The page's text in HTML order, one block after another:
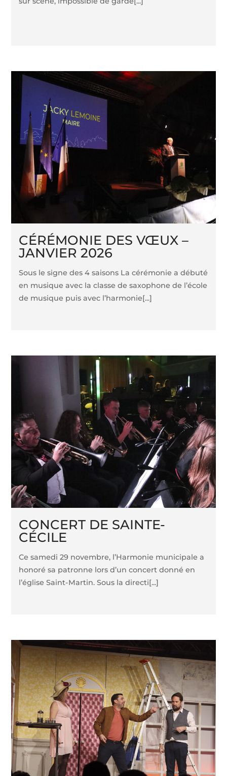
CÉRÉMONIE DES VŒUX –
JANVIER 2026
Sous le signe des 4 saisons La cérémonie a débuté
en musique avec la classe de saxophone de l’école
de musique puis avec l’harmonie[...]
CONCERT DE SAINTE-
CÉCILE
Ce samedi 29 novembre, l’Harmonie municipale a
honoré sa patronne lors d’un concert donné en
l’église Saint-Martin. Sous la directi[...]